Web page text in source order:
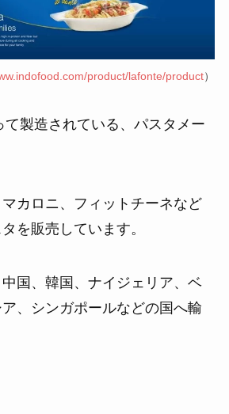
product/lafonte/product）
て製造されている、パスタメー
カロニ、フィットチーネなど
を販売しています。
国、韓国、ナイジェリア、ベ
ア、シンガポールなどの国へ輸